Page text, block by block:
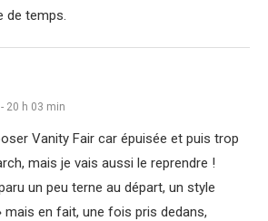
de temps.
20 h 03 min
Vanity Fair car épuisée et puis trop
mais je vais aussi le reprendre !
un peu terne au départ, un style
mais en fait, une fois pris dedans,